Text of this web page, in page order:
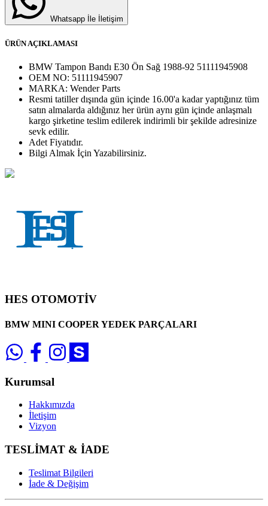
Whatsapp İle İletişim
ÜRÜN AÇIKLAMASI
BMW Tampon Bandı E30 Ön Sağ 1988-92 51111945908
OEM NO: 51111945907
MARKA: Wender Parts
Resmi tatiller dışında gün içinde 16.00'a kadar yaptığınız tüm
satın almalarda aldığınız her ürün aynı gün içinde anlaşmalı
kargo şirketine teslim edilerek indirimli bir şekilde adresinize
sevk edilir.
Adet Fiyatıdır.
Bilgi Almak İçin Yazabilirsiniz.
HES OTOMOTİV
BMW MINI COOPER YEDEK PARÇALARI
Kurumsal
Hakkımızda
İletişim
Vizyon
TESLİMAT & İADE
Teslimat Bilgileri
İade & Değişim